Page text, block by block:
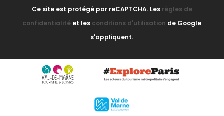
Ce site est protégé par reCAPTCHA. Les règles de
confidentialité et les conditions d'utilisation de Google
s'appliquent.